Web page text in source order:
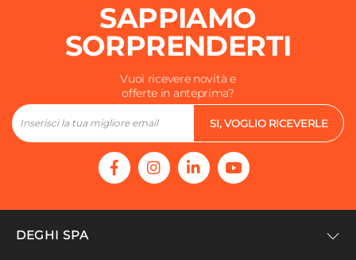
SAPPIAMO
SORPRENDERTI
Vuoi ricevere novità e
offerte in anteprima?
SI, VOGLIO RICEVERLE
DEGHI SPA